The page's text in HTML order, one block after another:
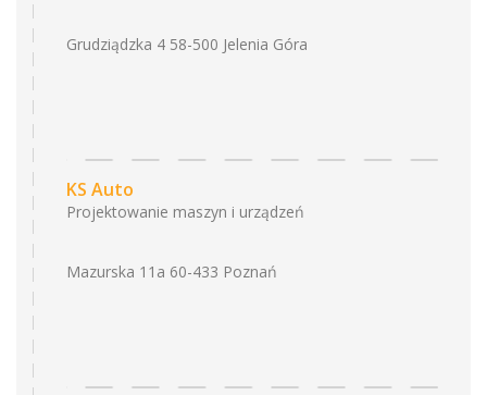
Grudziądzka 4 58-500 Jelenia Góra
KS Auto
Projektowanie maszyn i urządzeń
Mazurska 11a 60-433 Poznań